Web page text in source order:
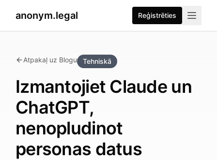
anonym.legal Reģistrēties
Atpakaļ uz Blogu Tehniskā
Izmantojiet Claude un
ChatGPT,
nenopludinot
personas datus